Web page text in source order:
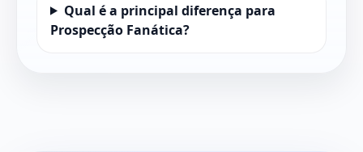
Qual é a principal diferença para
Prospecção Fanática?